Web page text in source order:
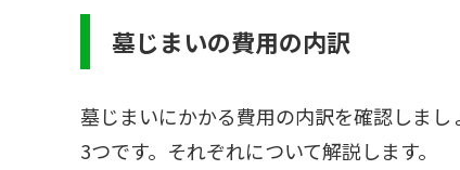
墓じまいの費用の内訳
墓じまいにかかる費用の内訳を確認しま
3つです。それぞれについて解説します。